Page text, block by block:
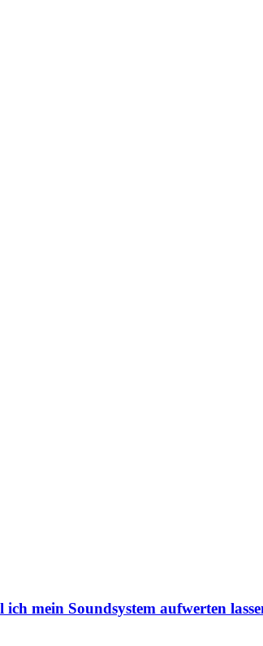
mein Soundsystem aufwerten